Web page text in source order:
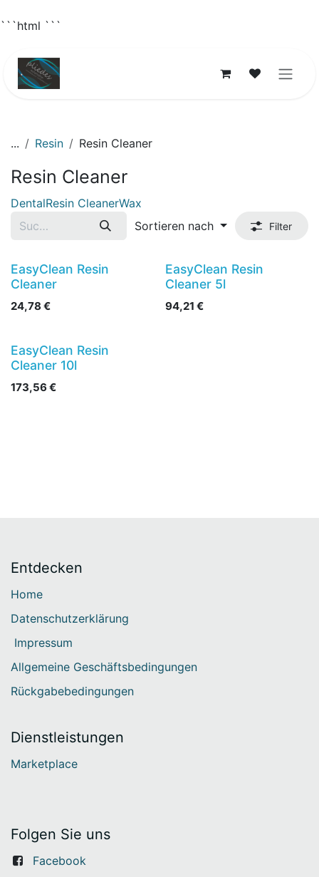
```html ```
... Resin Resin Cleaner
Resin Cleaner
DentalResin CleanerWax
Sortieren nach
Filter
EasyClean Resin
Cleaner
24,78 €
EasyClean Resin
Cleaner 5l
94,21 €
EasyClean Resin
Cleaner 10l
173,56€
Entdecken
Home
Datenschutzerklärung
Impressum
Allgemeine Geschäftsbedingungen
Rückgabebedingungen
Dienstleistungen
Marketplace
Folgen Sie uns
Facebook